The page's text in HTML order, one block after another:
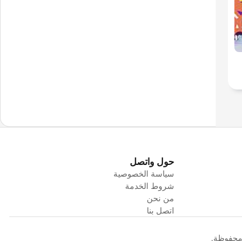
حول واتصل
سياسة الخصوصية
شروط الخدمة
من نحن
اتصل بنا